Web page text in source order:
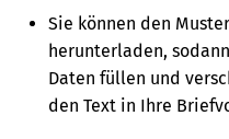
Sie können den
herunterladen,
Daten füllen und
den Text in Ihre